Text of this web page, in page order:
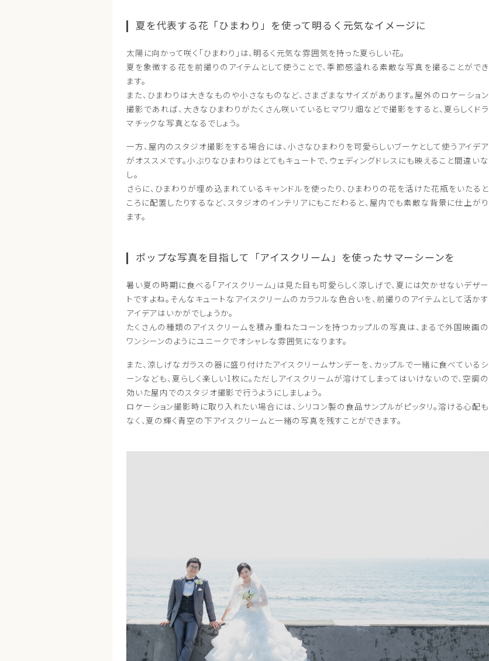
夏を代表する花「ひまわり」を使って明るく元気なイメージに
太陽に向かって咲く「ひまわり」は、明るく元気な雰囲気を持った夏らしい花。
夏を象徴する花を前撮りのアイテムとして使うことで、季節感溢れる素敵な写真を撮ることができ
ます。
また、ひまわりは大きなものや小さなものなど、さまざまなサイズがあります。屋外のロケーション
撮影であれば、大きなひまわりがたくさん咲いているヒマワリ畑などで撮影をすると、夏らしくドラ
マチックな写真となるでしょう。
一方、屋内のスタジオ撮影をする場合には、小さなひまわりを可愛らしいブーケとして使うアイデア
がオススメです。小ぶりなひまわりはとてもキュートで、ウェディングドレスにも映えること間違いな
し。
さらに、ひまわりが埋め込まれているキャンドルを使ったり、ひまわりの花を活けた花瓶をいたると
ころに配置したりするなど、スタジオのインテリアにもこだわると、屋内でも素敵な背景に仕上がり
ます。
ポップな写真を目指して「アイスクリーム」を使ったサマーシーンを
暑い夏の時期に食べる「アイスクリーム」は見た目も可愛らしく涼しげで、夏には欠かせないデザー
トですよね。そんなキュートなアイスクリームのカラフルな色合いを、前撮りのアイテムとして活かす
アイデアはいかがでしょうか。
たくさんの種類のアイスクリームを積み重ねたコーンを持つカップルの写真は、まるで外国映画の
ワンシーンのようにユニークでオシャレな雰囲気になります。
また、涼しげなガラスの器に盛り付けたアイスクリームサンデーを、カップルで一緒に食べているシ
ーンなども、夏らしく楽しい1枚に。ただしアイスクリームが溶けてしまってはいけないので、空調の
効いた屋内でのスタジオ撮影で行うようにしましょう。
ロケーション撮影時に取り入れたい場合には、シリコン製の食品サンプルがピッタリ。溶ける心配も
なく、夏の輝く青空の下アイスクリームと一緒の写真を残すことができます。